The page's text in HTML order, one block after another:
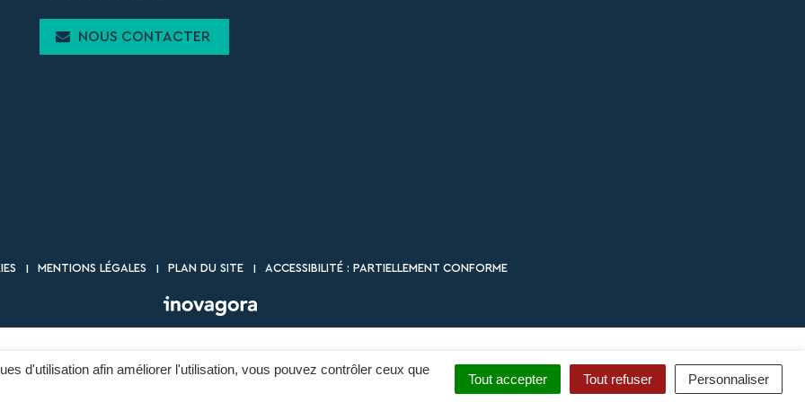
d'utilisation afin améliorer l'utilisation, vous pouvez contrôler ceux que
Tout accepter Tout refuser Personnaliser
NOUS CONTACTER
MENTIONS LÉGALES PLAN DU SITE ACCESSIBILITÉ : PARTIELLEMENT CONFORME